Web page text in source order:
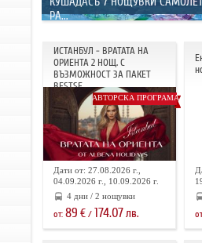
РА...
ИСТАНБУЛ - ВРАТАТА НА
ОРИЕНТА 2 НОЩ. С
ВЪЗМОЖНОСТ ЗА ПАКЕТ
BESTSE...
АВТОРСКА ПРОГРАМА
Дати от: 27.08.2026 г.,
04.09.2026 г., 10.09.2026 г.
4 дни / 2 нощувки
от: 89 €/ 174.07лв.